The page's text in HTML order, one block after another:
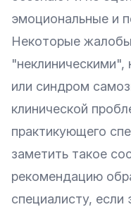
эмоциональные и
Некоторые
или синдром
клинической
практикующего
заметить такое
рекомендацию
специалисту,